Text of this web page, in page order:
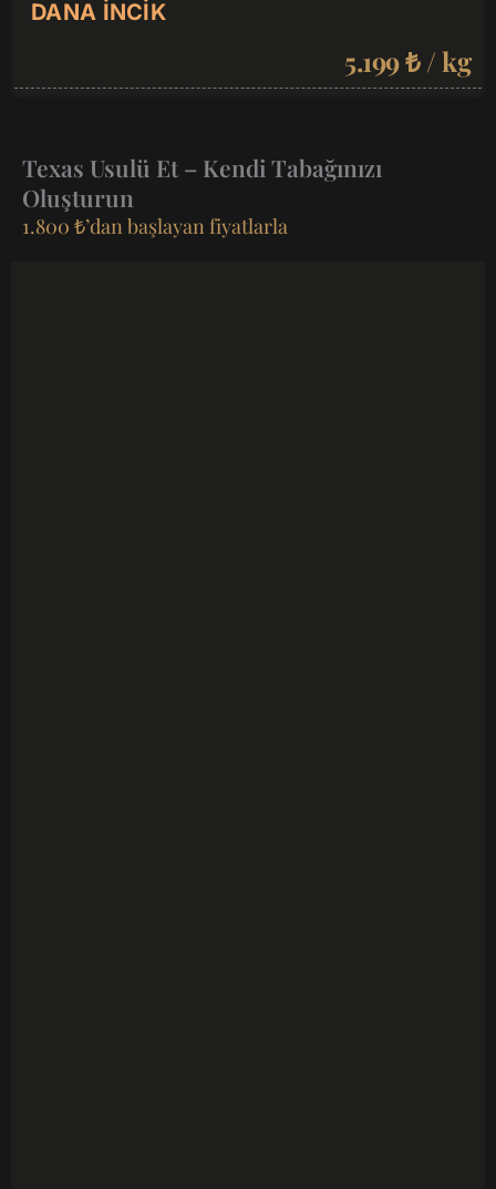
DANA İNCIK
5.199 ₺ / kg
Texas Usulü Et – Kendi Tabağınızı
Oluşturun
1.800 ₺’dan başlayan fiyatlarla